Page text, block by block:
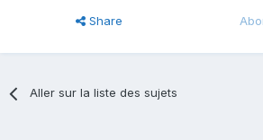
Share
Aller sur la liste des sujets